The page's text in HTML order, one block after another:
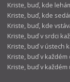
Kriste, buď, kde
Kriste, buď, kde
Kriste, buď, kde
Kriste, buď v srdci
Kriste, buď v ústech
Kriste, buď v
Kriste, buď v každém